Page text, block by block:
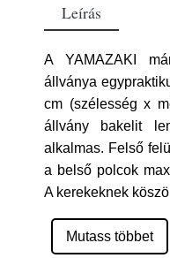
Leírás
A YAMAZAKI
állványa
cm (szélesség x
állvány bakelit
alkalmas. Felső
a belső polcok
A kerekeknek
Mutass többet